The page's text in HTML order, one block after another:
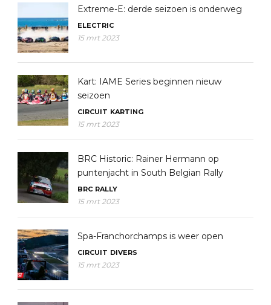
Extreme-E: derde seizoen is onderweg
ELECTRIC
15 mrt 2023
Kart: IAME Series beginnen nieuw
seizoen
CIRCUIT KARTING
15 mrt 2023
BRC Historic: Rainer Hermann op
puntenjacht in South Belgian Rally
BRC RALLY
15 mrt 2023
Spa-Franchorchamps is weer open
CIRCUIT DIVERS
15 mrt 2023